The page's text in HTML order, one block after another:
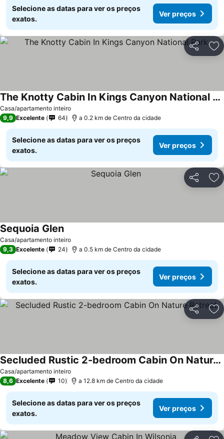
Selecione as datas para ver os preços
exatos.
Ver preços
Partilhar
Casa/apartamento inteiro
The Knotty Cabin In Kings Canyon National Park
Ver preços
9,9 Excelente 64 a 0.2 km de Centro da cidade
Selecione as datas para ver os preços
exatos.
Ver preços
Partilhar
Casa/apartamento inteiro
Sequoia GlenVer preços
9,3 Excelente 24 a 0.5 km de Centro da cidade
Selecione as datas para ver os preços
exatos.
Ver preços
Partilhar
Casa/apartamento inteiro
Secluded Rustic 2-bedroom Cabin On Nature Retreat
Ver preços
8,6 Excelente 10 a 12.8 km de Centro da cidade
Selecione as datas para ver os preços
exatos.
Ver preços